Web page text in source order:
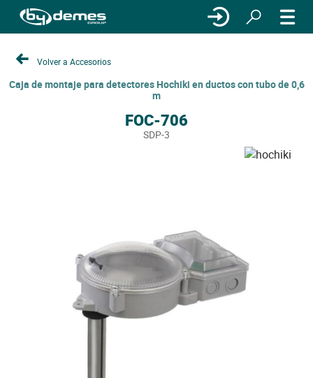
Volver a Accesorios
Caja de montaje para detectores Hochiki en ductos con tubo de 0,6
m
FOC-706
SDP-3